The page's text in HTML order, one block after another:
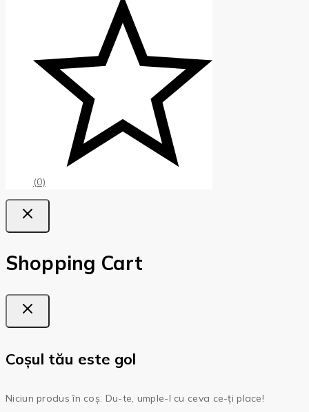
(0)
Shopping Cart
Coșul tău este gol
Niciun produs în coș. Du-te, umple-l cu ceva ce-ți place!